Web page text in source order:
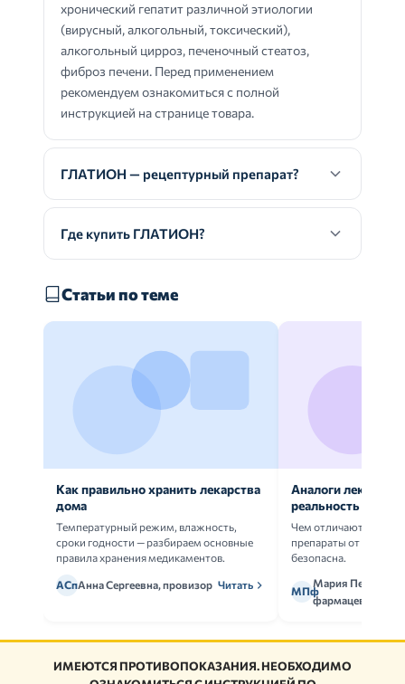
хронический гепатит различной этиологии
(вирусный, алкогольный, токсический),
алкогольный цирроз, печеночный стеатоз,
фиброз печени. Перед применением
рекомендуем ознакомиться с полной
инструкцией на странице товара.
ГЛАТИОН — рецептурный препарат?
Где купить ГЛАТИОН?
Статьи по теме
Как правильно хранить лекарства
дома
Температурный режим, влажность,
сроки годности — разбираем основные
правила хранения медикаментов.
АСпАнна Сергеевна, провизор Читать
Аналоги
реальность
Чем отличаются
препараты от
безопасна.
МПф
Мария Петрова,
фармацевт
ИМЕЮТСЯ ПРОТИВОПОКАЗАНИЯ. НЕОБХОДИМО